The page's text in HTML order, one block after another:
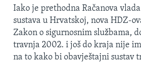
Iako je prethodna Račanova
sustava u Hrvatskoj, nova HDZ-
Zakon o sigurnosnim službama,
travnja 2002. i još do kraja nije
na to kako bi obavještajni sustav